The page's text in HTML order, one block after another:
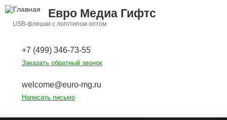
Перейти к основному содержанию
Евро Медиа Гифтс
USB-флешки с логотипом оптом
+7 (499) 346-73-55
Заказать обратный звонок
welcome@euro-mg.ru
Написать письмо